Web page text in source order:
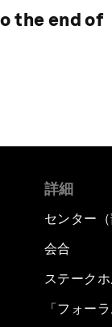
the end of
詳細
センター（
会合
ステーク
「フォー